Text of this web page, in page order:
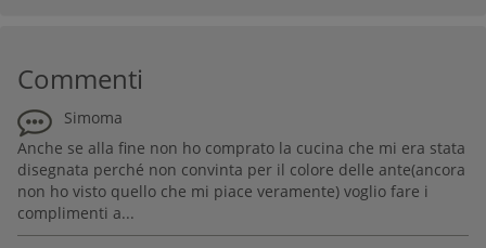
Commenti
Simoma
Anche se alla fine non ho comprato la cucina che mi era stata
disegnata perché non convinta per il colore delle ante(ancora
non ho visto quello che mi piace veramente) voglio fare i
complimenti a...